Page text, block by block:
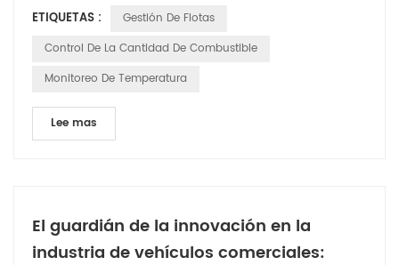
de combustible y gestión de la seguridad y salud de los
vehículos. controladores. Este tipo de servicios de gestión de
ETIQUETAS :
Gestión De Flotas
Control De La Cantidad De Combustible
Monitoreo De Temperatura
Lee mas
El guardián de la innovación en la
industria de vehículos comerciales: